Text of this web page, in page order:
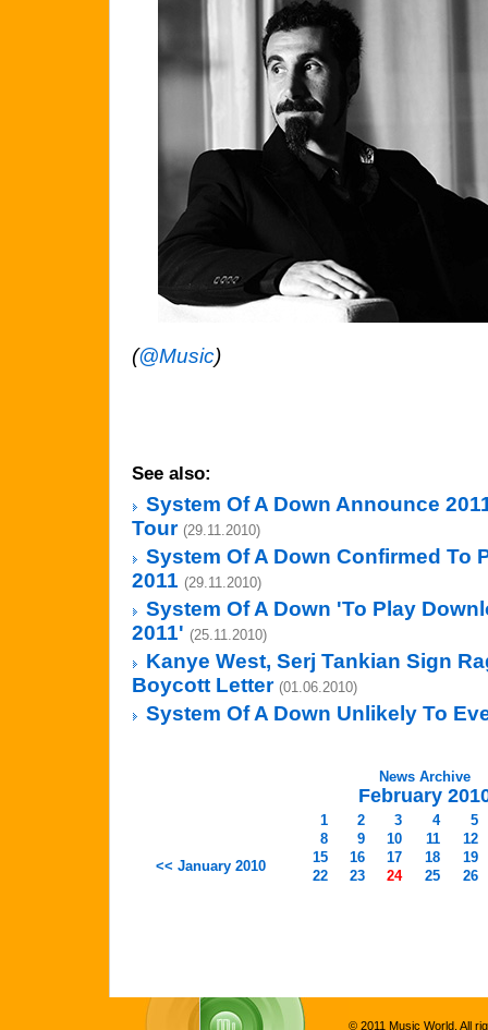
(@Music)
See also:
System Of A Down Announce
Tour (29.11.2010)
System Of A Down Confirmed To
2011 (29.11.2010)
System Of A Down 'To Play
2011' (25.11.2010)
Kanye West, Serj Tankian Sign
Boycott Letter (01.06.2010)
System Of A Down Unlikely To
News Archive
February
<< January 2010
1 2 3 4
5
8
9 10 11
12
15
16 17 18
19
22
23 24 25 26
© 2011 Music World. All